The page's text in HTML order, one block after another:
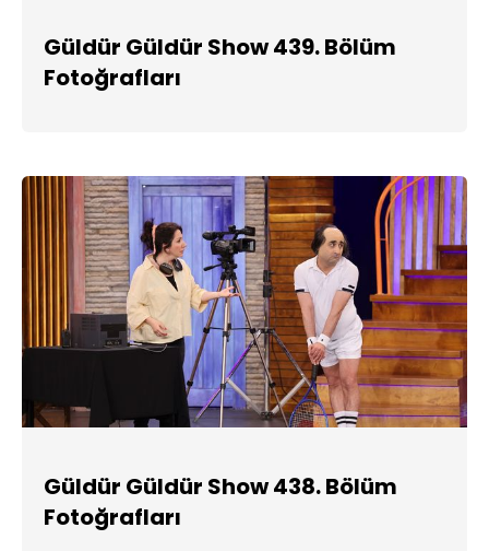
Güldür Güldür Show 439. Bölüm
Fotoğrafları
Güldür Güldür Show 438. Bölüm
Fotoğrafları